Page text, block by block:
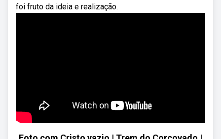
foi fruto da ideia e realização.